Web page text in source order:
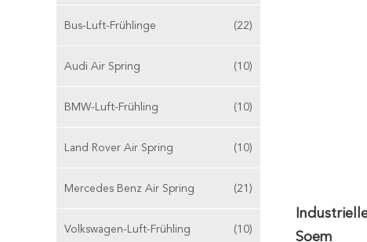
Bus-Luft-Frühlinge (22)
Audi Air Spring (10)
BMW-Luft-Frühling (10)
Land Rover Air Spring (10)
Mercedes Benz Air Spring (21)
Volkswagen-Luft-Frühling (10)
Soem